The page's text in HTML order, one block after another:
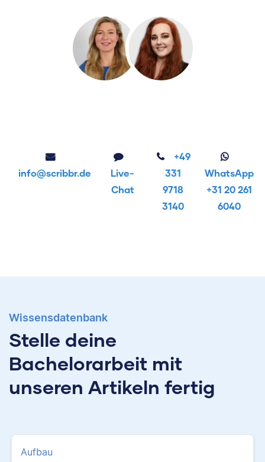
info@scribbr.de
Live-
Chat
+49
331
9718
3140
WhatsApp
+31 20 261
6040
Wissensdatenbank
Stelle deine
Bachelorarbeit mit
unseren Artikeln fertig
Aufbau